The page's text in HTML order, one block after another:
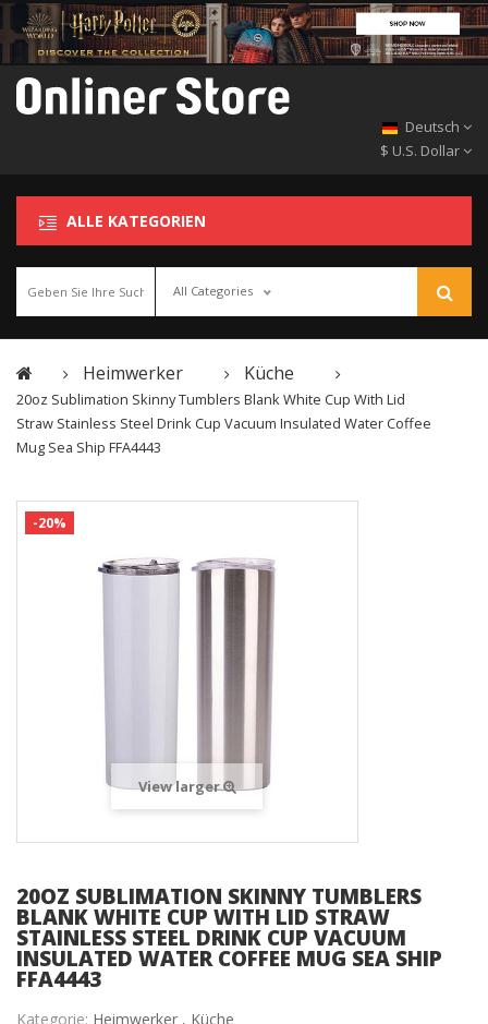
Deutsch
$ U.S. Dollar
ALLE KATEGORIEN
All Categories
Heimwerker Küche
20oz Sublimation Skinny Tumblers Blank White Cup With Lid
Straw Stainless Steel Drink Cup Vacuum Insulated Water Coffee
Mug Sea Ship FFA4443
-20%
View larger
20OZ SUBLIMATION SKINNY TUMBLERS
BLANK WHITE CUP WITH LID STRAW
STAINLESS STEEL DRINK CUP VACUUM
INSULATED WATER COFFEE MUG SEA SHIP
FFA4443
Kategorie: Heimwerker , Küche